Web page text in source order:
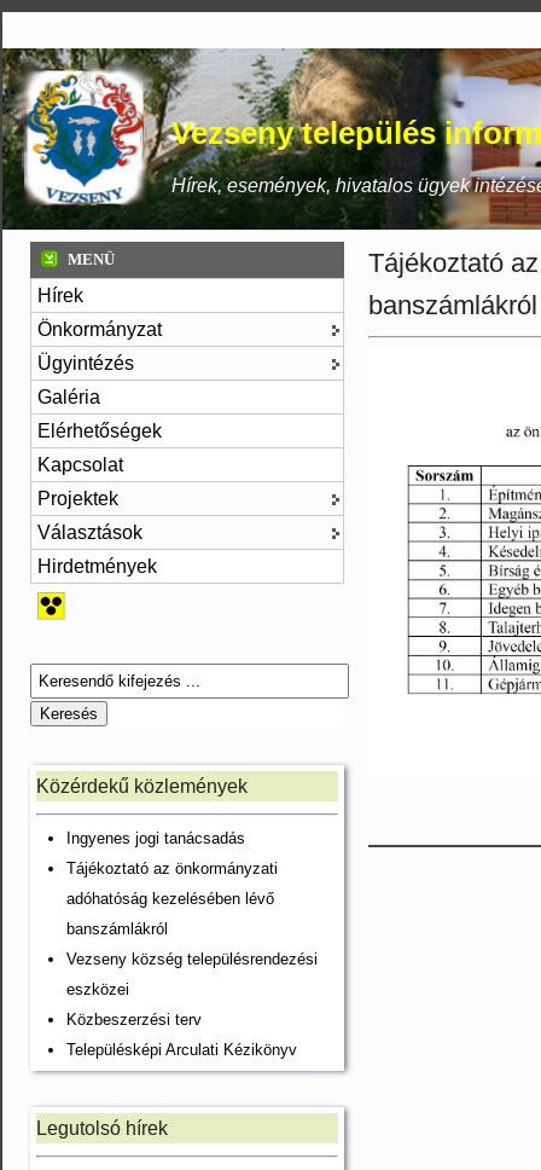
Vezseny település
Hírek, események, hivatalos ügyek
MENÜ
Hírek
Önkormányzat
Ügyintézés
Galéria
Elérhetőségek
Kapcsolat
Projektek
Választások
Hirdetmények
Közérdekű közlemények
Ingyenes jogi tanácsadás
Tájékoztató az önkormányzati
adóhatóság kezelésében lévő
banszámlákról
Vezseny község településrendezési
eszközei
Közbeszerzési terv
Településképi Arculati Kézikönyv
Legutolsó hírek
Tájékoztató
banszámlákról